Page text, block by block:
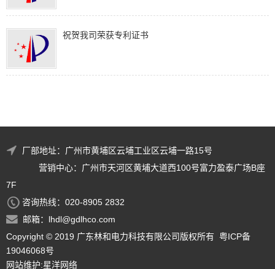
祝贺我司荣获专利证书
厂部地址：广州市黄埔区云埔工业区云埔一路15号
营销中心：广州市天河区黄埔大道西100号富力盈泰广场B座
7F
咨询热线：020-8905 2832
邮箱： lhdl@gdlhco.com
Copyright © 2019 广东林和电力科技有限公司版权所有 粤ICP备
19046068号
网站维护:星洋网络